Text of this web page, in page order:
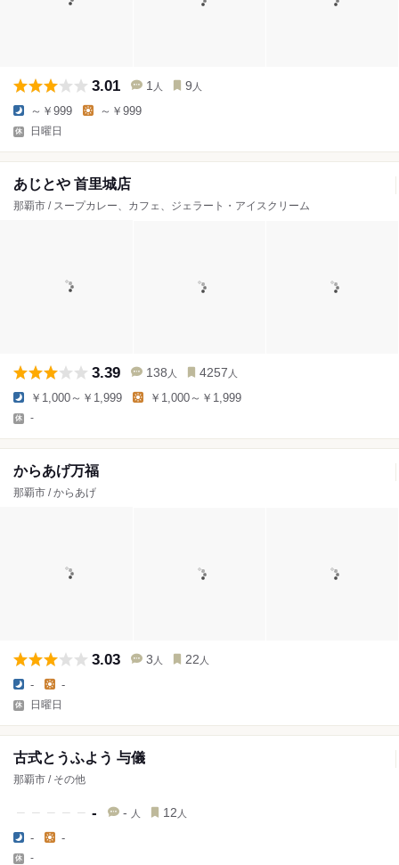
3.01 1 人 9 人
～￥999 ～￥999
日曜日
あじとや 首里城店
那覇市 / スープカレー、カフェ、ジェラート・アイスクリーム
3.39 138 人 4257 人
￥1,000～￥1,999 ￥1,000～￥1,999
-
からあげ万福
那覇市 / からあげ
3.03 3 人 22 人
- -
日曜日
古式とうふよう 与儀
那覇市 / その他
- - 人 12 人
- -
-